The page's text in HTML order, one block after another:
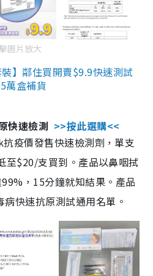
圖片放大
】鄰住買開賣$9.9快速測試
萬盒補貨
快速檢測 >>按此選購<<
疫價發售快速檢測劑，單支
至$20/支買到。產品以鼻咽拭
，15分鐘就知結果。產品
快速抗原測試通用名單。